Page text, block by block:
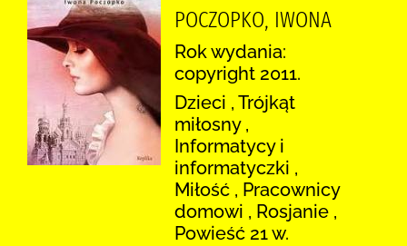
POCZOPKO, IWONA
Rok wydania:
copyright 2011.
Dzieci , Trójkąt
miłosny ,
Informatycy i
informatyczki ,
Miłość , Pracownicy
domowi , Rosjanie ,
Powieść 21 w.